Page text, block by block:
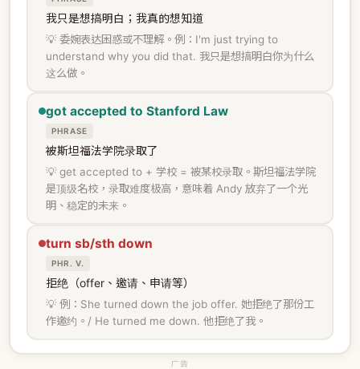
我只是想搞明白；我真的想知道
💡 委婉表达困惑或不理解。例：I'm just trying to
understand why you did that. 我只是想搞明白你为什么
这么做。
got accepted to Stanford Law
PHRASE
被斯坦福法学院录取了
💡 get accepted to + 学校 = 被某校录取。斯坦福法学院
是顶级名校，录取难度极高，意味着 Andy 放弃了一个光
明、稳定的未来。
turn sb/sth down
PHR. V.
拒绝（offer、邀请、申请等）
💡 例：She turned down the job offer. 她拒绝了那份工
作邀约。/ He turned me down. 他拒绝了我。
广告